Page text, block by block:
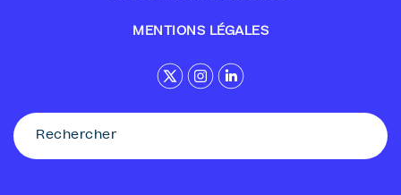
MENTIONS LÉGALES